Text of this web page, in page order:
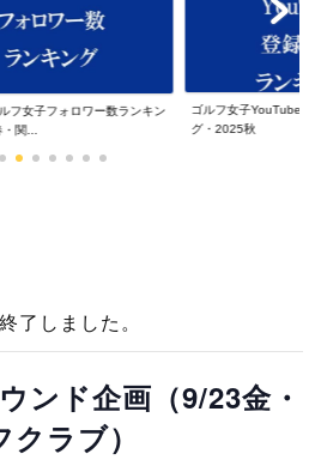
フ女子フォロワー数ランキン
関...
ゴルフ女子YouTube登
グ・2025秋
了しました。
ンド企画（9/23金・
ラブ）